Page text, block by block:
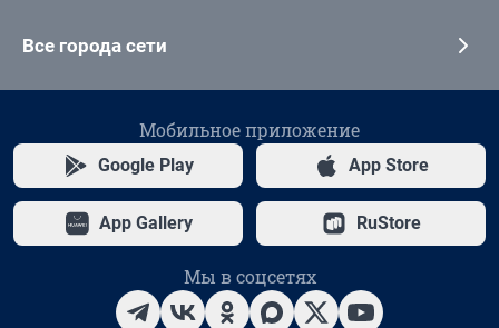
Все города сети
Мобильное приложение
Google Play App Store
App Gallery RuStore
Мы в соцсетях